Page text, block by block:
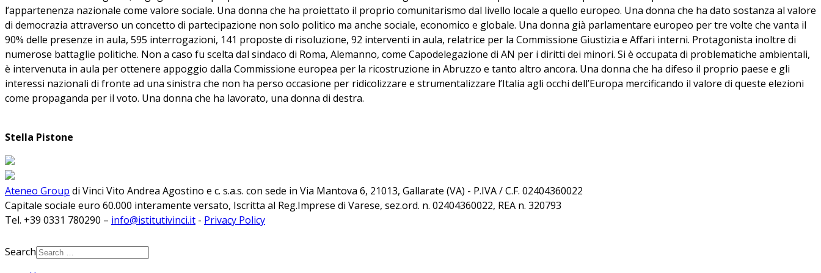
l’appartenenza nazionale come valore sociale. Una donna che ha proiettato il proprio comunitarismo dal livello locale a quello europeo. Una donna che ha dato sostanza al valore
di democrazia attraverso un concetto di partecipazione non solo politico ma anche sociale, economico e globale. Una donna già parlamentare europeo per tre volte che vanta il
90% delle presenze in aula, 595 interrogazioni, 141 proposte di risoluzione, 92 interventi in aula, relatrice per la Commissione Giustizia e Affari interni. Protagonista inoltre di
numerose battaglie politiche. Non a caso fu scelta dal sindaco di Roma, Alemanno, come Capodelegazione di AN per i diritti dei minori. Si è occupata di problematiche ambientali,
è intervenuta in aula per ottenere appoggio dalla Commissione europea per la ricostruzione in Abruzzo e tanto altro ancora. Una donna che ha difeso il proprio paese e gli
interessi nazionali di fronte ad una sinistra che non ha perso occasione per ridicolizzare e strumentalizzare l’Italia agli occhi dell’Europa mercificando il valore di queste elezioni
come propaganda per il voto. Una donna che ha lavorato, una donna di destra.
Stella Pistone
Ateneo Group di Vinci Vito Andrea Agostino e c. s.a.s. con sede in Via Mantova 6, 21013, Gallarate (VA) - P.IVA / C.F. 02404360022
Capitale sociale euro 60.000 interamente versato, Iscritta al Reg.Imprese di Varese, sez.ord. n. 02404360022, REA n. 320793
Tel. +39 0331 780290 – info@istitutivinci.it - Privacy Policy
Search